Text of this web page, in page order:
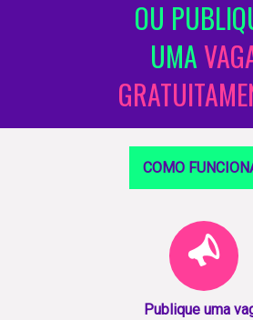
OU
UMA
COMO
Publique uma